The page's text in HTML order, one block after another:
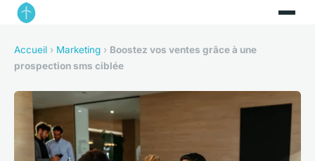
Accueil › Marketing › Boostez vos ventes grâce à une
prospection sms ciblée